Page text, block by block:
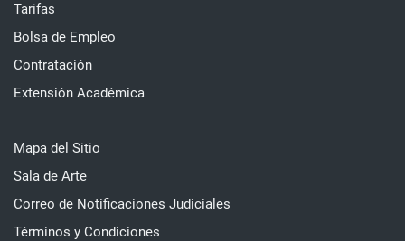
Tarifas
Bolsa de Empleo
Contratación
Extensión Académica
Mapa del Sitio
Sala de Arte
Correo de Notificaciones Judiciales
Términos y Condiciones